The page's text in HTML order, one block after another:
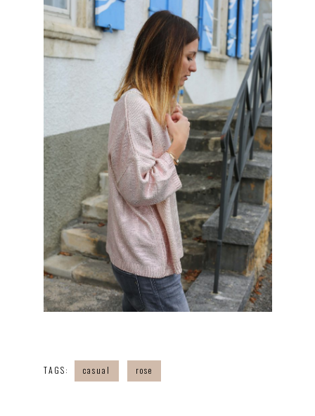
TAGS: casual rose